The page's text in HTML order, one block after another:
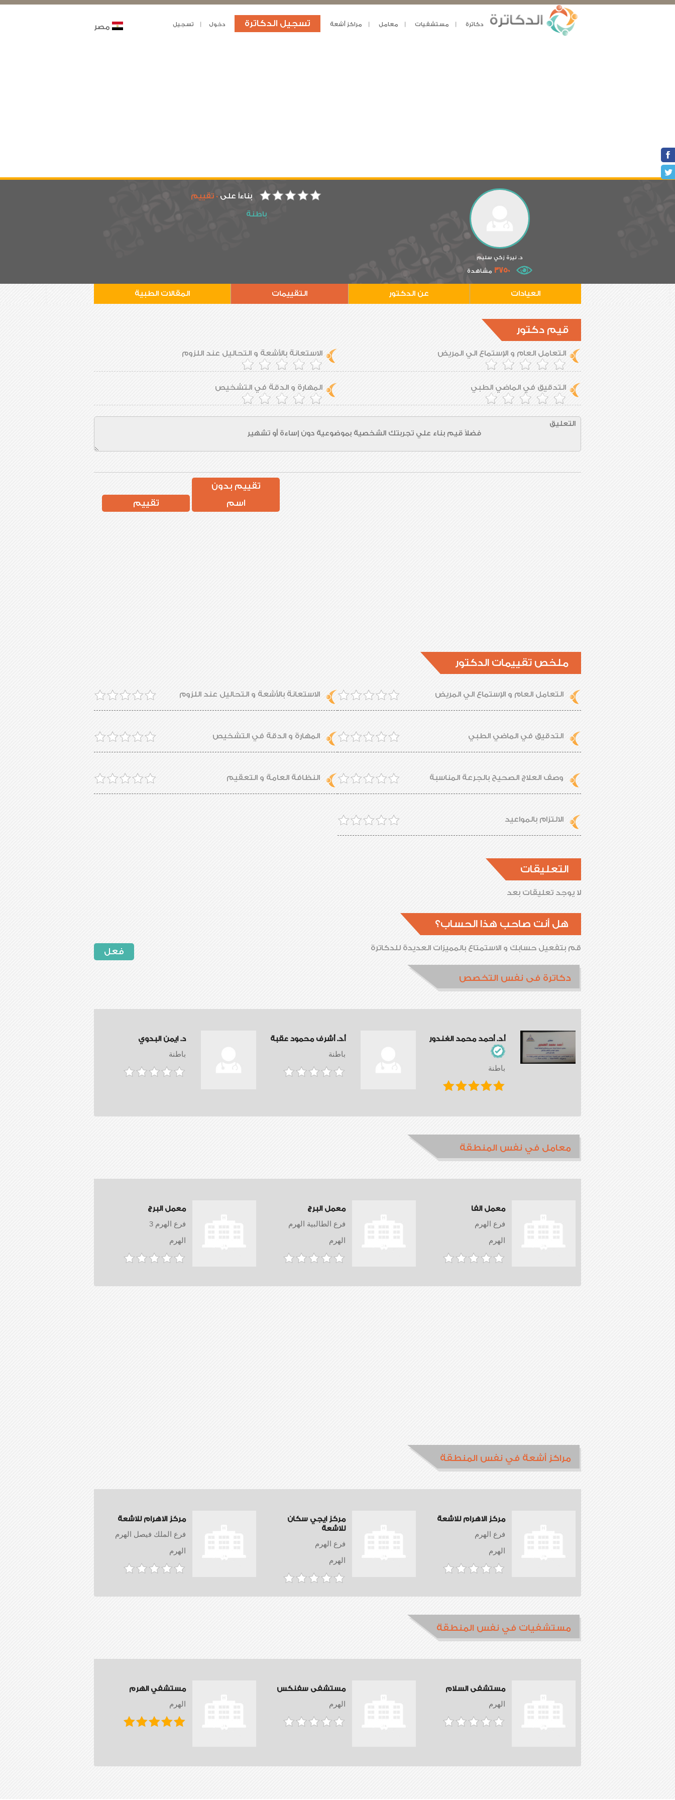
دكاترة مستشفيات معامل مراكز أشعة تسجيل الدكاترة دخول تسجيل مصر
د. نيرة زكي سليم
3750 مشاهدة
بناءاً على0 تقييم
باطنة
العيادات عن الدكتور التقييمات المقالات الطبية
قيم دكتور
التعامل العام و الإستماع الي المريض الاستعانة بالأشعة و التحاليل عند اللزوم
التدقيق في الماضي الطبي المهارة و الدقة في التشخيص
تقييم بدون
اسم
تقييم
ملخص تقييمات الدكتور
التعامل العام و الإستماع الي المريض الاستعانة بالأشعة و التحاليل عند اللزوم
التدقيق في الماضي الطبي المهارة و الدقة في التشخيص
وصف العلاج الصحيح بالجرعة المناسبة النظافة العامة و التعقيم
الالتزام بالمواعيد
التعليقات
لا يوجد تعليقات بعد
هل أنت صاحب هذا الحساب؟
فعل قم بتفعيل حسابك و الاستمتاع بالمميزات العديدة للدكاترة
دكاترة فى نفس التخصص
د. ايمن البدوي
باطنة
أ.د. أشرف محمود عقبة
باطنة
أ.د. أحمد محمد الغندور
باطنة
معامل في نفس المنطقة
معمل البرج
فرع الهرم 3
الهرم
معمل البرج
فرع الطالبية الهرم
الهرم
معمل الفا
فرع الهرم
الهرم
مراكز أشعة في نفس المنطقة
مركز الاهرام للاشعة
فرع الملك فيصل الهرم
الهرم
مركز ايجي سكان
للاشعة
فرع الهرم
الهرم
مركز الاهرام للاشعة
فرع الهرم
الهرم
مستشفيات في نفس المنطقة
مستشفي الهرم
الهرم
مستشفى سفنكس
الهرم
مستشفى السلام
الهرم